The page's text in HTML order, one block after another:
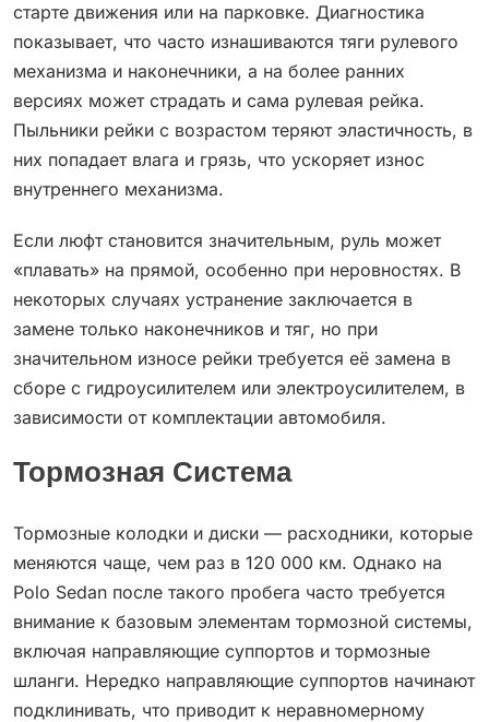
старте движения или на парковке. Диагностика
показывает, что часто изнашиваются тяги рулевого
механизма и наконечники, а на более ранних
версиях может страдать и сама рулевая рейка.
Пыльники рейки с возрастом теряют эластичность, в
них попадает влага и грязь, что ускоряет износ
внутреннего механизма.
Если люфт становится значительным, руль может
«плавать» на прямой, особенно при неровностях. В
некоторых случаях устранение заключается в
замене только наконечников и тяг, но при
значительном износе рейки требуется её замена в
сборе с гидроусилителем или электроусилителем, в
зависимости от комплектации автомобиля.
Тормозная Система
Тормозные колодки и диски — расходники, которые
меняются чаще, чем раз в 120 000 км. Однако на
Polo Sedan после такого пробега часто требуется
внимание к базовым элементам тормозной системы,
включая направляющие суппортов и тормозные
шланги. Нередко направляющие суппортов начинают
подклинивать, что приводит к неравномерному